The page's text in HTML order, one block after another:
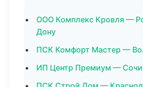
ООО Комплекс Кровля —
Дону
ПСК Комфорт Мастер —
ИП Центр Премиум — Сочи